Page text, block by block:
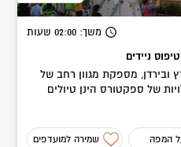
משך: 02:00 שעות
ניידים
ובירדן, מספקת מגוון רחב של
של ספקטורס הינן טיולים
המפה שמירה למועדפים